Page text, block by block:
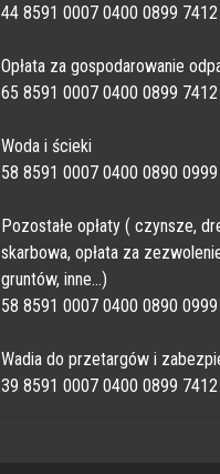
44 8591 0007 0400 0899
Opłata za gospodarowanie
65 8591 0007 0400 0899
Woda i ścieki
58 8591 0007 0400 0890
Pozostałe opłaty ( czynsze,
skarbowa, opłata za
gruntów, inne…)
58 8591 0007 0400 0890
Wadia do przetargów i
39 8591 0007 0400 0899